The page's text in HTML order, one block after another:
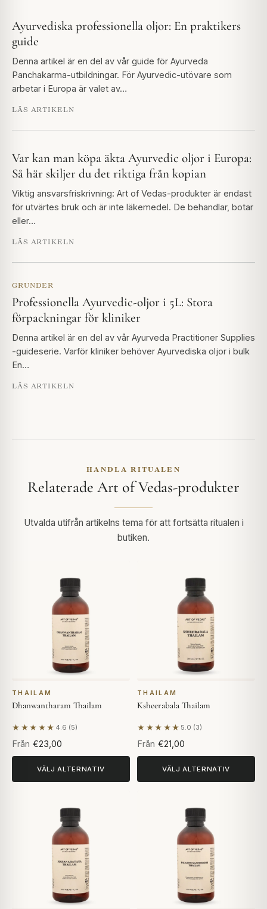
Ayurvediska professionella oljor: En praktikers
guide
Denna artikel är en del av vår guide för Ayurveda
Panchakarma-utbildningar. För Ayurvedic-utövare som
arbetar i Europa är valet av…
LÄS ARTIKELN
Var kan man köpa äkta Ayurvedic oljor i Europa:
Så här skiljer du det riktiga från kopian
Viktig ansvarsfriskrivning: Art of Vedas-produkter är endast
för utvärtes bruk och är inte läkemedel. De behandlar, botar
eller…
LÄS ARTIKELN
GRUNDER
Professionella Ayurvedic-oljor i 5L: Stora
förpackningar för kliniker
Denna artikel är en del av vår Ayurveda Practitioner Supplies
-guideserie. Varför kliniker behöver Ayurvediska oljor i bulk
En…
LÄS ARTIKELN
HANDLA RITUALEN
Relaterade Art of Vedas-produkter
Utvalda utifrån artikelns tema för att fortsätta ritualen i
butiken.
THAILAM
Dhanwantharam Thailam
★★★★★ 4.6 (5)
Baserat på 5 recensioner
Från €23,00
VÄLJ ALTERNATIV
THAILAM
Ksheerabala Thailam
★★★★★ 5.0 (3)
Baserat på 3 recensioner
Från €21,00
VÄLJ ALTERNATIV